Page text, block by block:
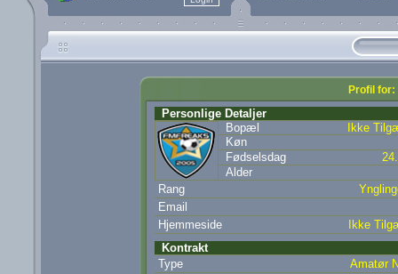
Profil for:
Personlige Detaljer
Bopæl
Ikke
Køn
Fødselsdag
Alder
Rang
Email
Hjemmeside
Ikke
Kontrakt
Type
Amatør